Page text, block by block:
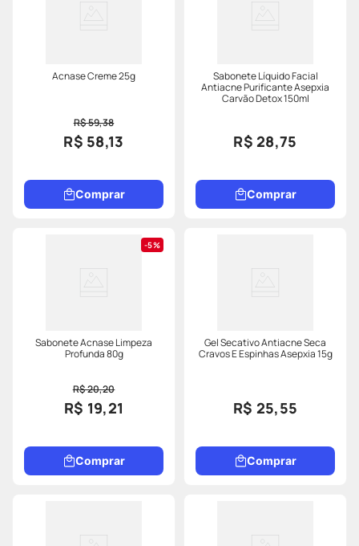
Acnase Creme 25g
R$ 59,38
R$ 58,13
Comprar
Sabonete Líquido Facial
Antiacne Purificante Asepxia
Carvão Detox 150ml
R$ 28,75
Comprar
5%
Sabonete Acnase Limpeza
Profunda 80g
R$ 20,20
R$ 19,21
Comprar
Gel Secativo Antiacne Seca
Cravos E Espinhas Asepxia 15g
R$ 25,55
Comprar